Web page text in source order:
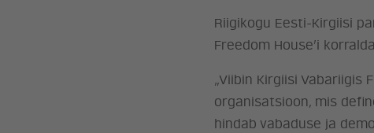
Riigikogu Eesti-Kirgiisi
Freedom House’i
„Viibin Kirgiisi Vabariigis
organisatsioon, mis
hindab vabaduse ja